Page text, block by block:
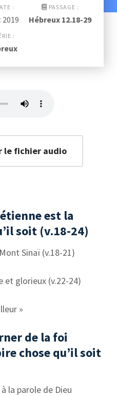
:
2019
PASSAGE :
Hébreux 12.18-29
:
le fichier audio
est la
soit (v.18-24)
Sinaï (v.18-21)
et glorieux (v.22-24)
»
de la foi
chose qu’il soit
la parole de Dieu